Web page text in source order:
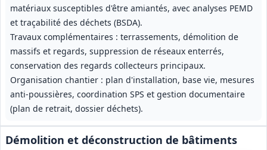
matériaux susceptibles d'être amiantés, avec analyses PEMD
et traçabilité des déchets (BSDA).
Travaux complémentaires : terrassements, démolition de
massifs et regards, suppression de réseaux enterrés,
conservation des regards collecteurs principaux.
Organisation chantier : plan d'installation, base vie, mesures
anti-poussières, coordination SPS et gestion documentaire
(plan de retrait, dossier déchets).
Démolition et déconstruction de bâtiments